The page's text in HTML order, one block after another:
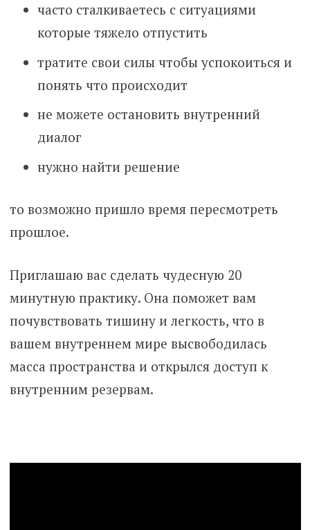
часто сталкиваетесь с ситуациями
которые тяжело отпустить
тратите свои силы чтобы успокоиться и
понять что происходит
не можете остановить внутренний
диалог
нужно найти решение
то возможно пришло время пересмотреть
прошлое.
Приглашаю вас сделать чудесную 20
минутную практику. Она поможет вам
почувствовать тишину и легкость, что в
вашем внутреннем мире высвободилась
масса пространства и открылся доступ к
внутренним резервам.